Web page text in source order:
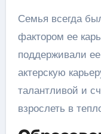
Семья всегда
фактором ее
поддерживали
актерскую
талантливой и
взрослеть в